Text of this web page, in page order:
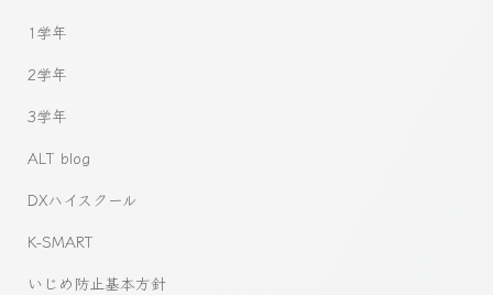
1学年
2学年
3学年
ALT blog
DXハイスクール
K-SMART
いじめ防止基本方針